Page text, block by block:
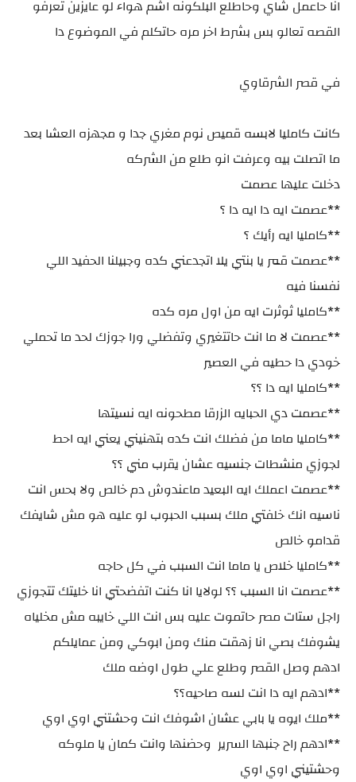
انا حاعمل شاي وحاطلع البلكونه اشم هواء لو عايزين تعرفو
القصه تعالو بس بشرط اخر مره حاتكلم في الموضوع دا
في قصر الشرقاوي
كانت كامليا لابسه قميص نوم مغري جدا و مجهزه العشا بعد
ما اتصلت بيه وعرفت انو طلع من الشركه
دخلت عليها عصمت
**عصمت ايه دا ايه دا ؟
**كامليا ايه رأيك ؟
**عصمت قمر يا بنتي يلا اتجدعني كده وجبيلنا الحفيد اللي
نفسنا فيه
**كامليا ثوثرت ايه من اول مره كده
**عصمت لا ما انت حاتتغيري وتفضلي ورا جوزك لحد ما تحملي
خودي دا حطيه في العصير
**كامليا ايه دا ؟؟
**عصمت دي الحبايه الزرقا مطحونه ايه نسيتها
**كامليا ماما من فضلك انت كده بتهنيني يعني ايه احط
لجوزي منشطات جنسيه عشان يقرب مني ؟؟
**عصمت اعملك ايه البعيد ماعندوش دم خالص ولا بحس انت
ناسيه انك خلفتي ملك بسبب الحبوب لو عليه هو مش شايفك
قدامو خالص
**كامليا خلاص يا ماما انت السبب في كل حاجه
**عصمت انا السبب ؟؟ لولايا انا كنت اتفضحتي انا خليتك تتجوزي
راجل ستات مصر حاتموت عليه بس انت اللي خايبه مش مخلياه
يشوفك بصي انا زهقت منك ومن ابوكي ومن عمايلكم
ادهم وصل القصر وطلع علي طول اوضه ملك
**ادهم ايه دا انت لسه صاحيه؟؟
**ملك ايوه يا بابي عشان اشوفك انت وحشتني اوي اوي
**ادهم راح جنبها السرير وحضنها وانت كمان يا ملوكه
وحشتيني اوي اوي